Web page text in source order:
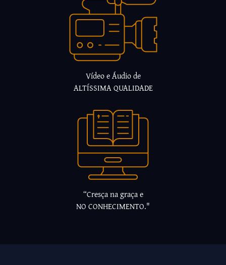
Vídeo e Áudio de
ALTÍSSIMA QUALIDADE
“Cresça na graça e
NO CONHECIMENTO."